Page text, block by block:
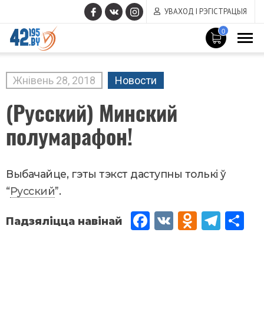
УВАХОД І РЭГІСТРАЦЫЯ
0
MAIN
CONTENT
Жнівень 28, 2018 Новости
(Русский) Минский
полумарафон!
Выбачайце, гэты тэкст даступны толькі ў
“Русский”.
Fac
VK
Od
Tel